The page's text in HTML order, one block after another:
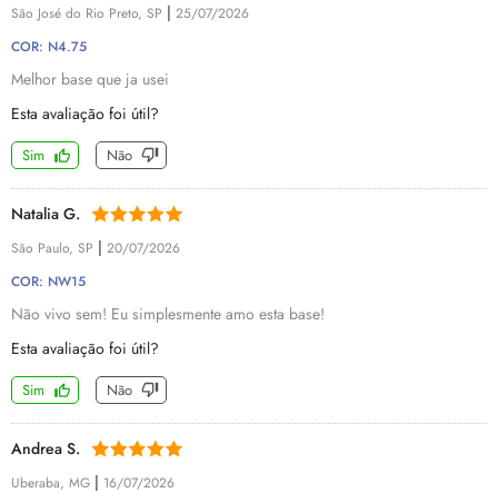
São José do Rio Preto, SP | 25/07/2026
COR: N4.75
Melhor base que ja usei
Esta avaliação foi útil?
Sim Não
Natalia G.
São Paulo, SP | 20/07/2026
COR: NW15
Não vivo sem! Eu simplesmente amo esta base!
Esta avaliação foi útil?
Sim Não
Andrea S.
Uberaba, MG | 16/07/2026